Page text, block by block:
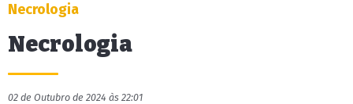
Necrologia
Necrologia
02 de Outubro de 2024 às 22:01